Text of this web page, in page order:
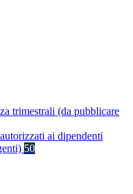
trimestrali (da pubblicare
ai dipendenti
50